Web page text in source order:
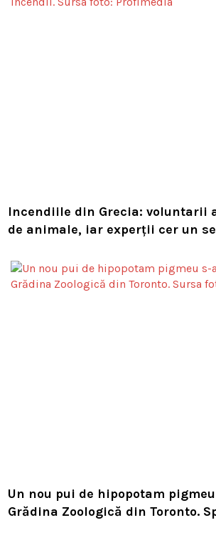
Incendiile din Grecia: voluntarii
de animale, iar experții cer un
Un nou pui de hipopotam
Grădina Zoologică din Toronto.